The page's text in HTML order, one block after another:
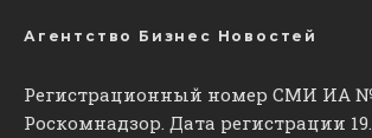
Агентство Бизнес Новостей
Регистрационный номер СМИ ИА №
Роскомнадзор. Дата регистрации